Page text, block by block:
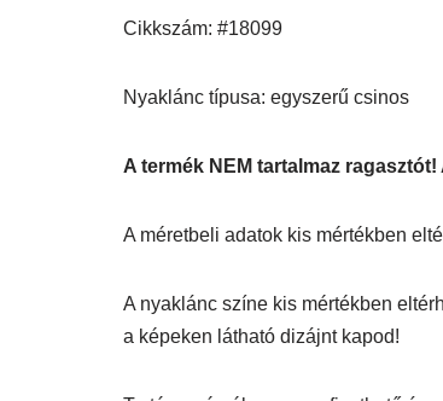
Cikkszám: #18099
Nyaklánc típusa: egyszerű csinos
A termék NEM tartalmaz
A méretbeli adatok kis mértékben
A nyaklánc színe kis mértékben
a képeken látható dizájnt kapod!